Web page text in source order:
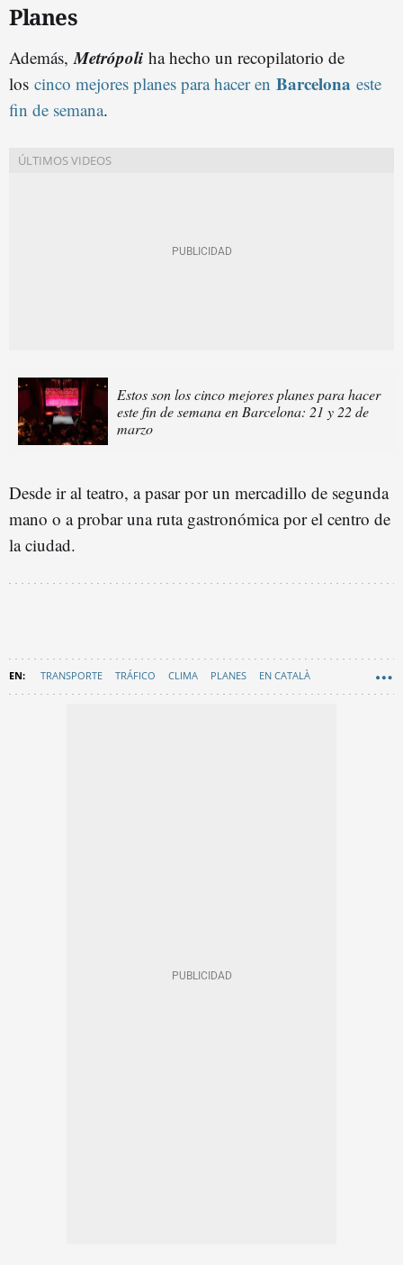
Planes
Además, Metrópoli ha hecho un recopilatorio de
los cinco mejores planes para hacer en Barcelona este
fin de semana.
Estos son los cinco mejores planes para hacer
este fin de semana en Barcelona: 21 y 22 de
marzo
Desde ir al teatro, a pasar por un mercadillo de segunda
mano o a probar una ruta gastronómica por el centro de
la ciudad.
TRANSPORTE TRÁFICO CLIMA PLANES EN CATALÀ